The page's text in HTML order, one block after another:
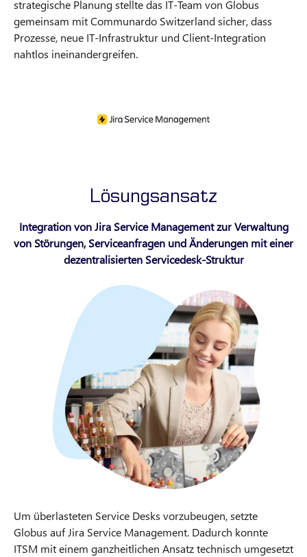
strategische Planung stellte das IT‑Team von Globus
gemeinsam mit Communardo Switzerland sicher, dass
Prozesse, neue IT‑Infrastruktur und Client‑Integration
nahtlos ineinandergreifen.
Lösungsansatz
Integration von Jira Service Management zur Verwaltung
von Störungen, Serviceanfragen und Änderungen mit einer
dezentralisierten Servicedesk-Struktur
Um überlasteten Service Desks vorzubeugen, setzte
Globus auf Jira Service Management. Dadurch konnte
ITSM mit einem ganzheitlichen Ansatz technisch umgesetzt